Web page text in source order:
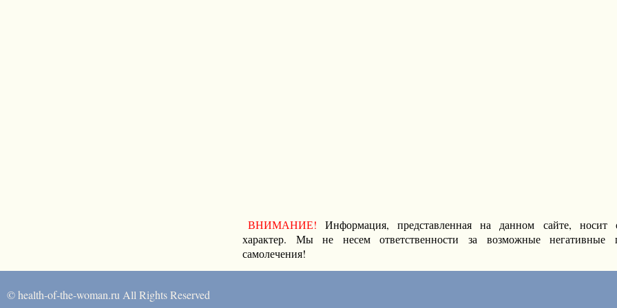
ВНИМАНИЕ! Информация, представленная на данном сайте, носит
характер. Мы не несем ответственности за возможные негативные
самолечения!
© health-of-the-woman.ru All Rights Reserved